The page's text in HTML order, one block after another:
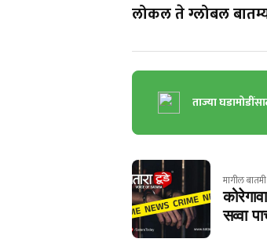
लोकल ते ग्लोबल
ताज्या
मागील बातमी
सव्वा